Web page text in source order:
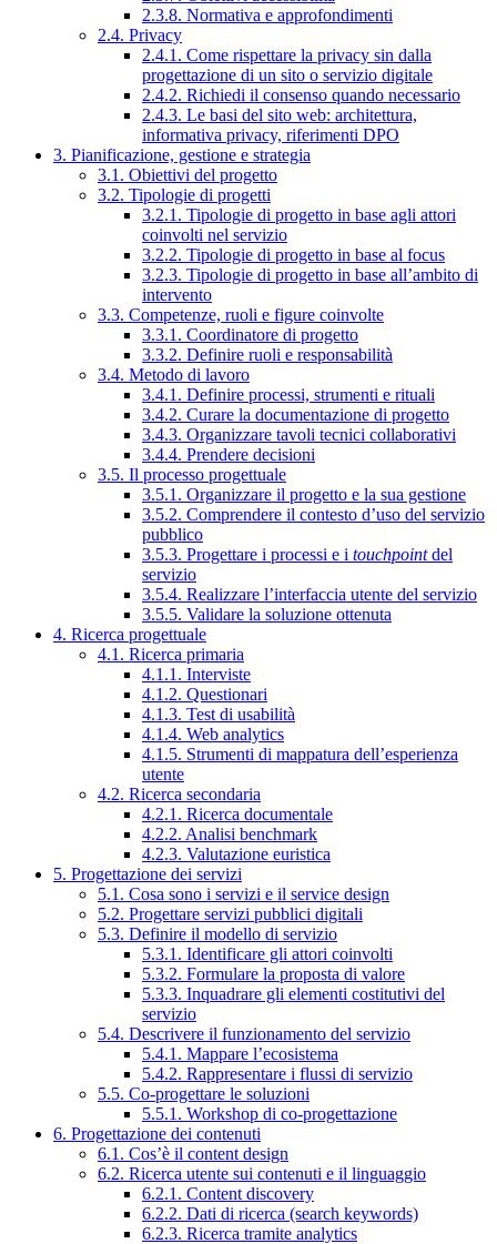
2.3.8. Normativa e approfondimenti
2.4. Privacy
2.4.1. Come rispettare la privacy sin dalla
progettazione di un sito o servizio digitale
2.4.2. Richiedi il consenso quando necessario
2.4.3. Le basi del sito web: architettura,
informativa privacy, riferimenti DPO
3. Pianificazione, gestione e strategia
3.1. Obiettivi del progetto
3.2. Tipologie di progetti
3.2.1. Tipologie di progetto in base agli attori
coinvolti nel servizio
3.2.2. Tipologie di progetto in base al focus
3.2.3. Tipologie di progetto in base all’ambito di
intervento
3.3. Competenze, ruoli e figure coinvolte
3.3.1. Coordinatore di progetto
3.3.2. Definire ruoli e responsabilità
3.4. Metodo di lavoro
3.4.1. Definire processi, strumenti e rituali
3.4.2. Curare la documentazione di progetto
3.4.3. Organizzare tavoli tecnici collaborativi
3.4.4. Prendere decisioni
3.5. Il processo progettuale
3.5.1. Organizzare il progetto e la sua gestione
3.5.2. Comprendere il contesto d’uso del servizio
pubblico
3.5.3. Progettare i processi e i touchpointdel
servizio
3.5.4. Realizzare l’interfaccia utente del servizio
3.5.5. Validare la soluzione ottenuta
4. Ricerca progettuale
4.1. Ricerca primaria
4.1.1. Interviste
4.1.2. Questionari
4.1.3. Test di usabilità
4.1.4. Web analytics
4.1.5. Strumenti di mappatura dell’esperienza
utente
4.2. Ricerca secondaria
4.2.1. Ricerca documentale
4.2.2. Analisi benchmark
4.2.3. Valutazione euristica
5. Progettazione dei servizi
5.1. Cosa sono i servizi e il service design
5.2. Progettare servizi pubblici digitali
5.3. Definire il modello di servizio
5.3.1. Identificare gli attori coinvolti
5.3.2. Formulare la proposta di valore
5.3.3. Inquadrare gli elementi costitutivi del
servizio
5.4. Descrivere il funzionamento del servizio
5.4.1. Mappare l’ecosistema
5.4.2. Rappresentare i flussi di servizio
5.5. Co-progettare le soluzioni
5.5.1. Workshop di co-progettazione
6. Progettazione dei contenuti
6.1. Cos’è il content design
6.2. Ricerca utente sui contenuti e il linguaggio
6.2.1. Content discovery
6.2.2. Dati di ricerca (search keywords)
6.2.3. Ricerca tramite analytics